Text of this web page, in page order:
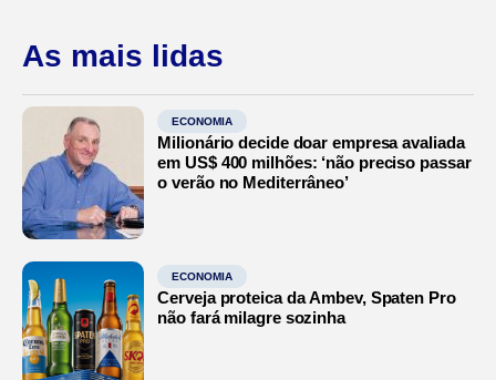
As mais lidas
ECONOMIA
Milionário decide doar empresa avaliada
em US$ 400 milhões: ‘não preciso passar
o verão no Mediterrâneo’
ECONOMIA
Cerveja proteica da Ambev, Spaten Pro
não fará milagre sozinha